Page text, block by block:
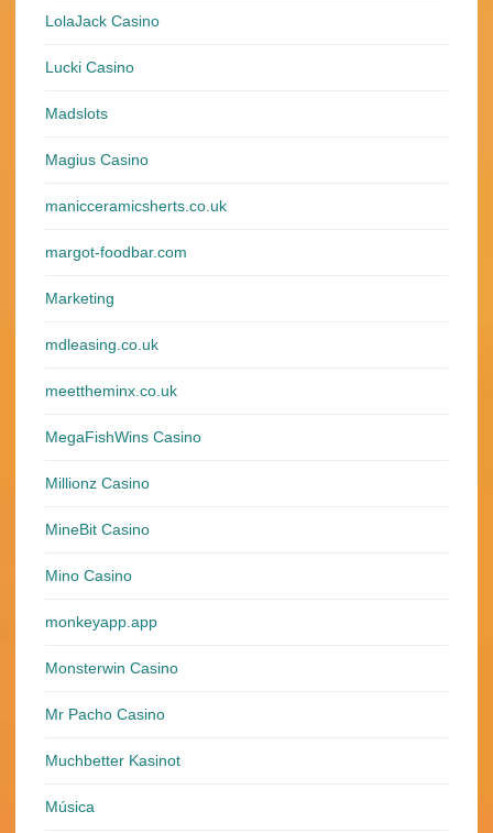
LolaJack Casino
Lucki Casino
Madslots
Magius Casino
manicceramicsherts.co.uk
margot-foodbar.com
Marketing
mdleasing.co.uk
meettheminx.co.uk
MegaFishWins Casino
Millionz Casino
MineBit Casino
Mino Casino
monkeyapp.app
Monsterwin Casino
Mr Pacho Casino
Muchbetter Kasinot
Música